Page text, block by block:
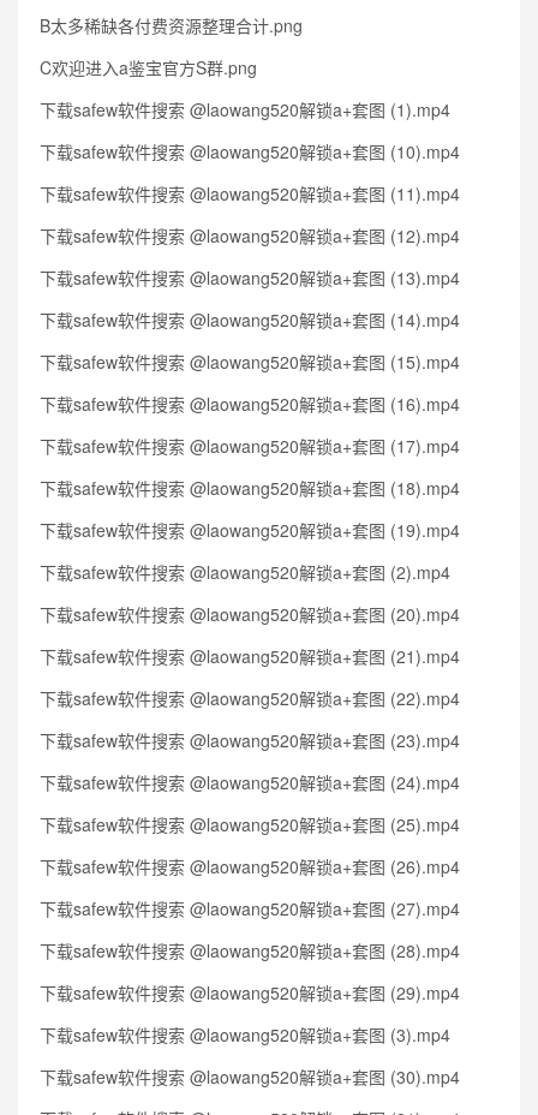
B太多稀缺各付费资源整理合计.png
C欢迎进入a鉴宝官方S群.png
下载safew软件搜索 @laowang520解锁a+套图 (1).mp4
下载safew软件搜索 @laowang520解锁a+套图 (10).mp4
下载safew软件搜索 @laowang520解锁a+套图 (11).mp4
下载safew软件搜索 @laowang520解锁a+套图 (12).mp4
下载safew软件搜索 @laowang520解锁a+套图 (13).mp4
下载safew软件搜索 @laowang520解锁a+套图 (14).mp4
下载safew软件搜索 @laowang520解锁a+套图 (15).mp4
下载safew软件搜索 @laowang520解锁a+套图 (16).mp4
下载safew软件搜索 @laowang520解锁a+套图 (17).mp4
下载safew软件搜索 @laowang520解锁a+套图 (18).mp4
下载safew软件搜索 @laowang520解锁a+套图 (19).mp4
下载safew软件搜索 @laowang520解锁a+套图 (2).mp4
下载safew软件搜索 @laowang520解锁a+套图 (20).mp4
下载safew软件搜索 @laowang520解锁a+套图 (21).mp4
下载safew软件搜索 @laowang520解锁a+套图 (22).mp4
下载safew软件搜索 @laowang520解锁a+套图 (23).mp4
下载safew软件搜索 @laowang520解锁a+套图 (24).mp4
下载safew软件搜索 @laowang520解锁a+套图 (25).mp4
下载safew软件搜索 @laowang520解锁a+套图 (26).mp4
下载safew软件搜索 @laowang520解锁a+套图 (27).mp4
下载safew软件搜索 @laowang520解锁a+套图 (28).mp4
下载safew软件搜索 @laowang520解锁a+套图 (29).mp4
下载safew软件搜索 @laowang520解锁a+套图 (3).mp4
下载safew软件搜索 @laowang520解锁a+套图 (30).mp4